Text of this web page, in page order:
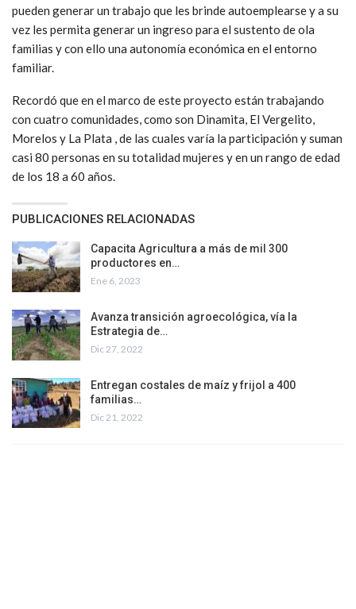
pueden generar un trabajo que les brinde autoemplearse y a su
vez les permita generar un ingreso para el sustento de ola
familias y con ello una autonomía económica en el entorno
familiar.
Recordó que en el marco de este proyecto están trabajando
con cuatro comunidades, como son Dinamita, El Vergelito,
Morelos y La Plata , de las cuales varía la participación y suman
casi 80 personas en su totalidad mujeres y en un rango de edad
de los 18 a 60 años.
PUBLICACIONES RELACIONADAS
Capacita Agricultura a más de mil 300
productores en…
Ene 6, 2023
Avanza transición agroecológica, vía la
Estrategia de…
Dic 27, 2022
Entregan costales de maíz y frijol a 400
familias…
Dic 21, 2022